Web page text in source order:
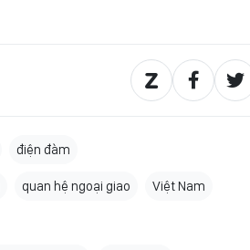
điện đàm
quan hệ ngoại giao Việt Nam